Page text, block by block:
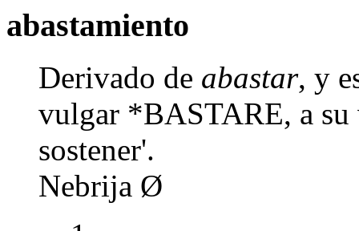
abastamiento
Derivado de abastar, y
vulgar *BASTARE, a
sostener'.
Nebrija Ø